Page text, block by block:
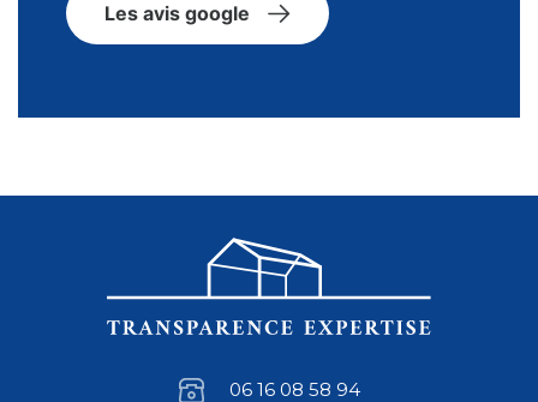
Les avis google
06 16 08 58 94